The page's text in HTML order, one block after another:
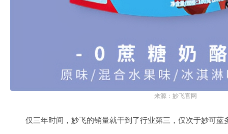
来源：妙飞官网
仅三年时间，妙飞的销量就干到了行业第三，仅次于妙可蓝